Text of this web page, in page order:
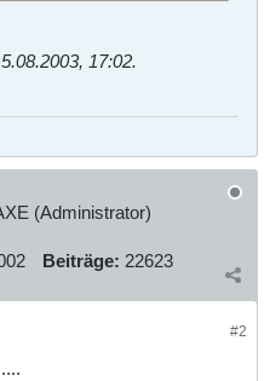
17:02.
(Administrator)
Beiträge: 22623
#2